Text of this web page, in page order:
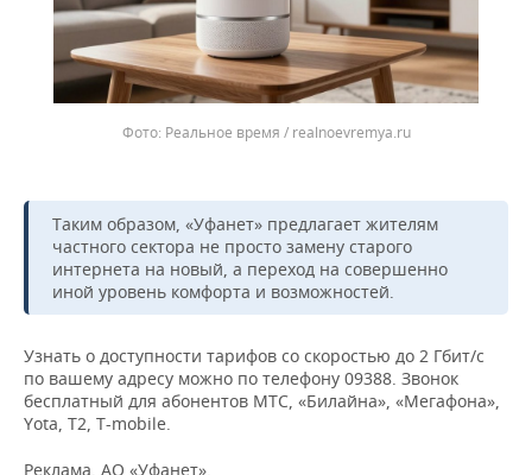
Реальное время / realnoevremya.ru
Таким образом, «Уфанет» предлагает жителям
частного сектора не просто замену старого
интернета на новый, а переход на совершенно
иной уровень комфорта и возможностей.
Узнать о доступности тарифов со скоростью до 2 Гбит/с
по вашему адресу можно по телефону 09388. Звонок
бесплатный для абонентов МТС, «Билайна», «Мегафона»,
Yota, T2, T-mobile.
Реклама. АО «Уфанет».